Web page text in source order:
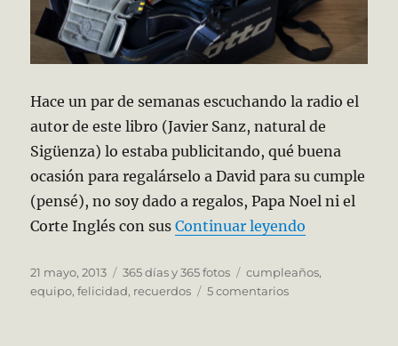
Hace un par de semanas escuchando la radio el
autor de este libro (Javier Sanz, natural de
Sigüenza) lo estaba publicitando, qué buena
ocasión para regalárselo a David para su cumple
(pensé), no soy dado a regalos, Papa Noel ni el
Corte Inglés con susContinuar leyendo
Publicado
el
21 mayo, 2013 Categorías
365 días y 365 fotos Etiquetas
cumpleaños,
equipo,felicidad, recuerdos 5 comentariosen